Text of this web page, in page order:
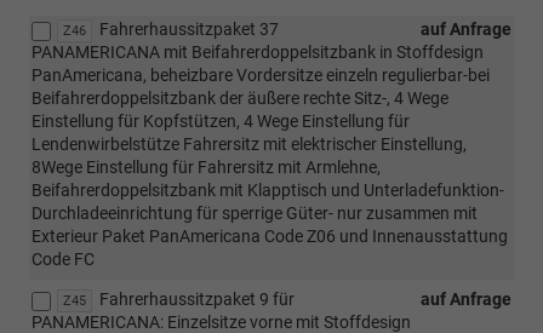
Z46 auf Anfrage
Fahrerhaussitzpaket 37
PANAMERICANA mit Beifahrerdoppelsitzbank in Stoffdesign
PanAmericana, beheizbare Vordersitze einzeln regulierbar-bei
Beifahrerdoppelsitzbank der äußere rechte Sitz-, 4 Wege
Einstellung für Kopfstützen, 4 Wege Einstellung für
Lendenwirbelstütze Fahrersitz mit elektrischer Einstellung,
8Wege Einstellung für Fahrersitz mit Armlehne,
Beifahrerdoppelsitzbank mit Klapptisch und Unterladefunktion-
Durchladeeinrichtung für sperrige Güter- nur zusammen mit
Exterieur Paket PanAmericana Code Z06 und Innenausstattung
Code FC
Z45 auf Anfrage
Fahrerhaussitzpaket 9 für
PANAMERICANA: Einzelsitze vorne mit Stoffdesign